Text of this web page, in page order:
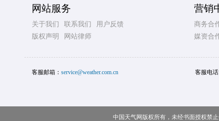
网站服务
关于我们 联系我们
用户反馈
版权声明
网站律师
营销
商务合
媒资合
客服邮箱： service@weather.com.cn 客服电
中国天气网版权所有，未经书面授权